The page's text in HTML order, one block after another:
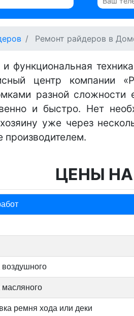
Ремонт райдеров в
функциональная
центр компании
разной
и быстро. Нет
уже через
производителем.
ЦЕНЫ
ремня хода или деки